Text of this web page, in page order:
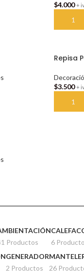
$4.000 +
Repisa
$3.500 +
Productos
6
GENERADOR
2 Productos
26